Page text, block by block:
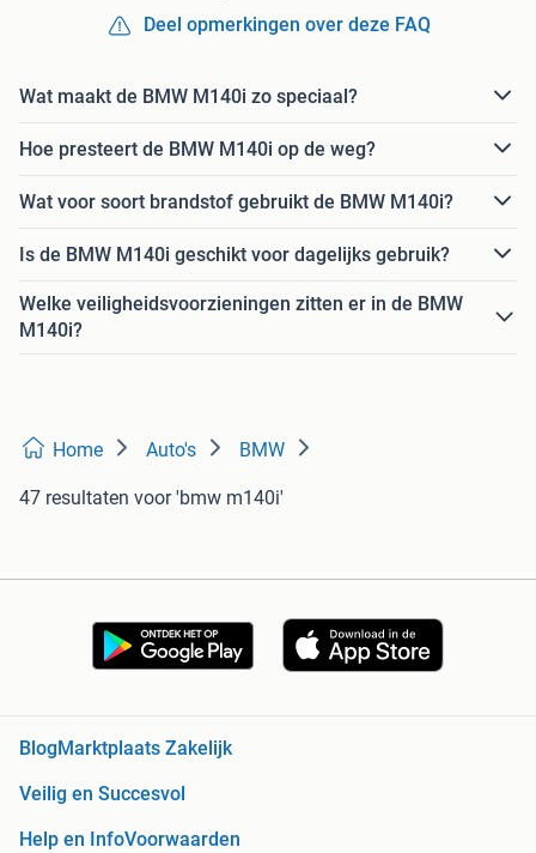
Deel opmerkingen over deze FAQ
Wat maakt de BMW M140i zo speciaal?
Hoe presteert de BMW M140i op de weg?
Wat voor soort brandstof gebruikt de BMW M140i?
Is de BMW M140i geschikt voor dagelijks gebruik?
Welke veiligheidsvoorzieningen zitten er in de BMW
M140i?
Home Auto's BMW
47 resultaten voor 'bmw m140i'
Blog Marktplaats Zakelijk
Veilig en Succesvol
Help en InfoVoorwaarden